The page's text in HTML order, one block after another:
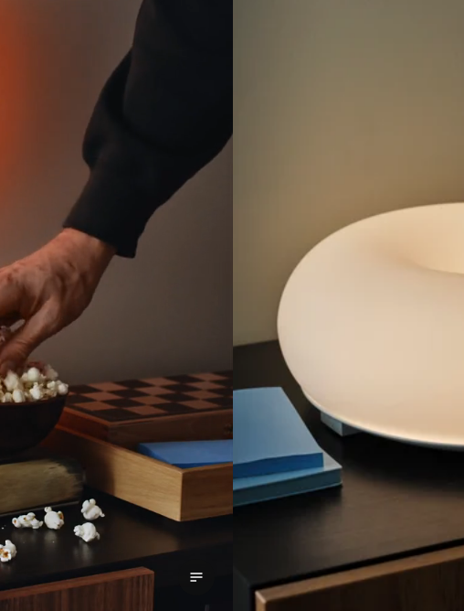
Mostra trascrizione